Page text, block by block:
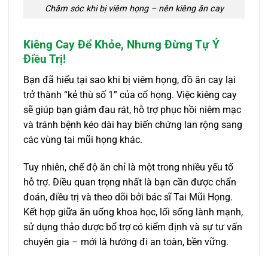
Chăm sóc khi bị viêm họng – nên kiêng ăn cay
Kiêng Cay Để Khỏe, Nhưng Đừng Tự Ý
Điều Trị!
Bạn đã hiểu tại sao khi bị viêm họng, đồ ăn cay lại
trở thành “kẻ thù số 1” của cổ họng. Việc kiêng cay
sẽ giúp bạn giảm đau rát, hỗ trợ phục hồi niêm mạc
và tránh bệnh kéo dài hay biến chứng lan rộng sang
các vùng tai mũi họng khác.
Tuy nhiên, chế độ ăn chỉ là một trong nhiều yếu tố
hỗ trợ. Điều quan trọng nhất là bạn cần được chẩn
đoán, điều trị và theo dõi bởi bác sĩ Tai Mũi Họng.
Kết hợp giữa ăn uống khoa học, lối sống lành mạnh,
sử dụng thảo dược bổ trợ có kiểm định và sự tư vấn
chuyên gia – mới là hướng đi an toàn, bền vững.